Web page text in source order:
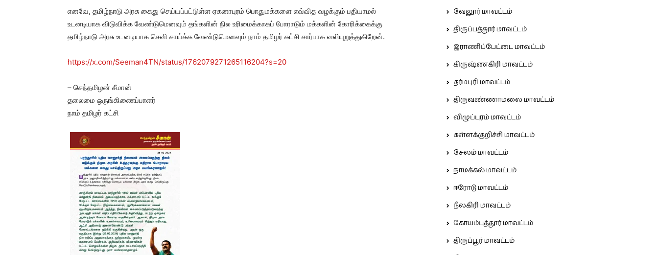
எனவே, தமிழ்நாடு அரசு கைது செய்யப்பட்டுள்ள ஏகனாபுரம் பொதுமக்களை எவ்வித வழக்கும் பதியாமல்
உடனடியாக விடுவிக்க வேண்டுமெனவும் தங்களின் நில உரிமைக்காகப் போராடும் மக்களின் கோரிக்கைக்கு
தமிழ்நாடு அரசு உடனடியாக செவி சாய்க்க வேண்டுமெனவும் நாம் தமிழர் கட்சி சார்பாக வலியுறுத்துகிறேன்.
https://x.com/Seeman4TN/status/1762079271265116204?s=20
– செந்தமிழன் சீமான்
தலைமை ஒருங்கிணைப்பாளர்
நாம் தமிழர் கட்சி
வேலூர் மாவட்டம்
திருப்பத்தூர் மாவட்டம்
இராணிப்பேட்டை மாவட்டம்
கிருஷ்ணகிரி மாவட்டம்
தர்மபுரி மாவட்டம்
திருவண்ணாமலை மாவட்டம்
விழுப்புரம் மாவட்டம்
கள்ளக்குறிச்சி மாவட்டம்
சேலம் மாவட்டம்
நாமக்கல் மாவட்டம்
ஈரோடு மாவட்டம்
நீலகிரி மாவட்டம்
கோயம்புத்தூர் மாவட்டம்
திருப்பூர் மாவட்டம்